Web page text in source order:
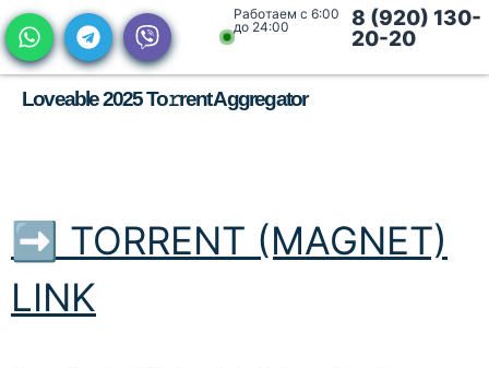
Работаем с 6:00
до 24:00
8 (920) 130-
20-20
Loveable 2025 To𝚛rent Aggregator
➡ TORRENT (MAGNET)
LINK